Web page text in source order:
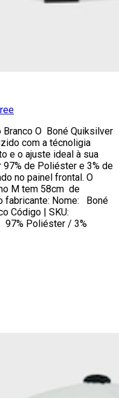
Branco O Boné Quiksilver
com a técnoligia
e o ajuste ideal à sua
de Poliéster e 3% de
no painel frontal. O
M tem 58cm de
fabricante: Nome: Boné
Código | SKU:
97% Poliéster / 3%